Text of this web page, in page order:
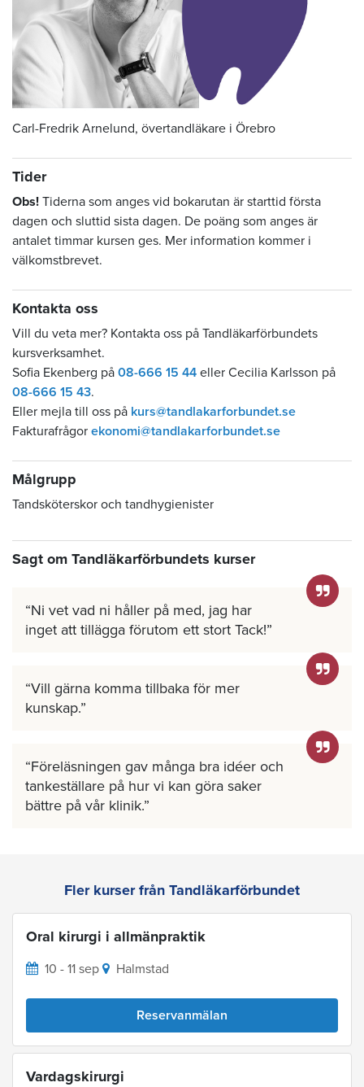
Carl-Fredrik Arnelund, övertandläkare i Örebro
Tider
Obs! Tiderna som anges vid bokarutan är starttid första
dagen och sluttid sista dagen. De poäng som anges är
antalet timmar kursen ges. Mer information kommer i
välkomstbrevet.
Kontakta oss
Vill du veta mer? Kontakta oss på Tandläkarförbundets
kursverksamhet.
Sofia Ekenberg på 08-666 15 44 eller Cecilia Karlsson på
08-666 15 43.
Eller mejla till oss på kurs@tandlakarforbundet.se
Fakturafrågor ekonomi@tandlakarforbundet.se
Målgrupp
Tandsköterskor och tandhygienister
Sagt om Tandläkarförbundets kurser
Ni vet vad ni håller på med, jag har
inget att tillägga förutom ett stort Tack!
Vill gärna komma tillbaka för mer
kunskap.
Föreläsningen gav många bra idéer och
tankeställare på hur vi kan göra saker
bättre på vår klinik.
Fler kurser från Tandläkarförbundet
Oral kirurgi i allmänpraktik
10 - 11 sep Halmstad
Reservanmälan
Vardagskirurgi